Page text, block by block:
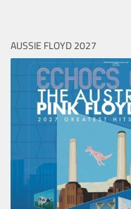
AUSSIE FLOYD 2027